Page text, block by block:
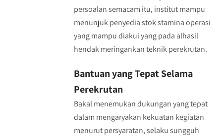
persoalan semacam itu, institut mampu
menunjuk penyedia stok stamina operasi
yang mampu diakui yang pada alhasil
hendak meringankan teknik perekrutan.
Bantuan yang Tepat Selama
Perekrutan
Bakal menemukan dukungan yang tepat
dalam mengaryakan kekuatan kegiatan
menurut persyaratan, selaku sungguh